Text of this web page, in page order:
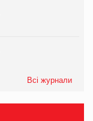
Всі журнали